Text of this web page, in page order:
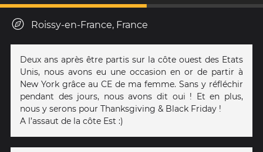
Roissy-en-France, France
Deux ans après être partis sur la côte ouest des Etats
Unis, nous avons eu une occasion en or de partir à
New York grâce au CE de ma femme. Sans y réfléchir
pendant des jours, nous avons dit oui ! Et en plus,
nous y serons pour Thanksgiving & Black Friday !
A l’assaut de la côte Est :)